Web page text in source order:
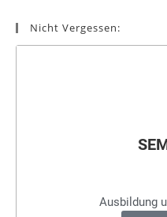
Nicht Vergessen:
Ausbildung